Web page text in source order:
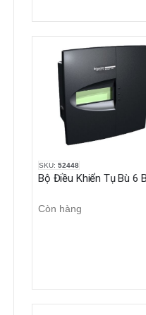
SKU: 52448
Còn hàng